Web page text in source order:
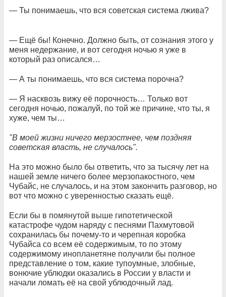
— Ты понимаешь, что вся советская система лжива?
— Ещё бы! Конечно. Должно быть, от сознания этого у
меня недержание, и вот сегодня ночью я уже в
который раз описался…
— А ты понимаешь, что вся система порочна?
— Я насквозь вижу её порочность… Только вот
сегодня ночью, пожалуй, по той же причине, что ты, я
хуже, чем ты…
"В моей жизни ничего мерзостнее, чем поздняя
советская власть, не случалось".
На это можно было бы ответить, что за тысячу лет на
нашей земле ничего более мерзопакостного, чем
Чубайс, не случалось, и на этом закончить разговор, но
вот что можно с уверенностью сказать ещё.
Если бы в помянутой выше гипотетической
катастрофе чудом наряду с песнями Пахмутовой
сохранилась бы почему-то и черепная коробка
Чубайса со всем её содержимым, то по этому
содержимому инопланетяне получили бы полное
представление о том, какие тупоумные, злобные,
вонючие ублюдки оказались в России у власти и
начали ломать её на свой ублюдочный лад.